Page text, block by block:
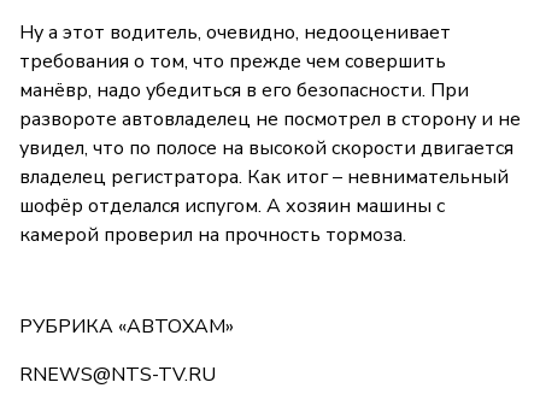
Ну а этот водитель, очевидно, недооценивает
требования о том, что прежде чем совершить
манёвр, надо убедиться в его безопасности. При
развороте автовладелец не посмотрел в сторону и не
увидел, что по полосе на высокой скорости двигается
владелец регистратора. Как итог – невнимательный
шофёр отделался испугом. А хозяин машины с
камерой проверил на прочность тормоза.
РУБРИКА «АВТОХАМ»
RNEWS@NTS-TV.RU